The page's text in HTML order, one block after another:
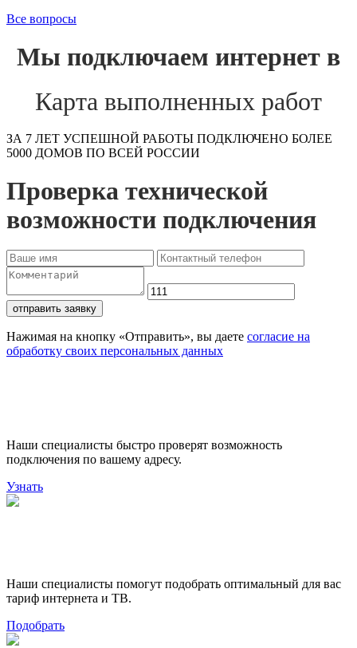
Все вопросы
Мы подключаем интернет в
Карта выполненных работ
ЗА 7 ЛЕТ УСПЕШНОЙ РАБОТЫ ПОДКЛЮЧЕНО БОЛЕЕ
5000 ДОМОВ ПО ВСЕЙ РОССИИ
Проверка технической
возможности подключения
отправить заявку
Нажимая на кнопку «Отправить», вы даете согласие на
обработку своих персональных данных
Наши специалисты быстро проверят возможность
подключения по вашему адресу.
Узнать
Наши специалисты помогут подобрать оптимальный для вас
тариф интернета и ТВ.
Подобрать